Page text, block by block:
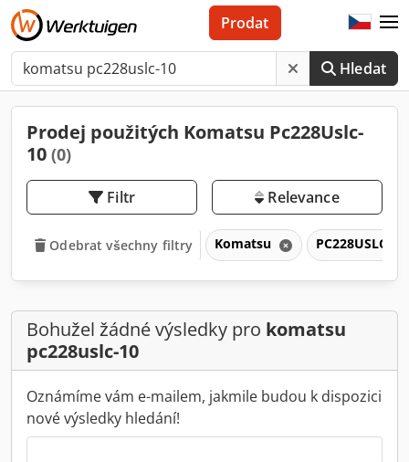
Hledat
Prodat
Prodej použitých Komatsu Pc228Uslc-
10 (0)
Filtr Relevance
Odebrat všechny filtry Komatsu PC228USLC-10
Bohužel žádné výsledky pro komatsu
pc228uslc-10
Oznámíme vám e-mailem, jakmile budou k dispozici
nové výsledky hledání!